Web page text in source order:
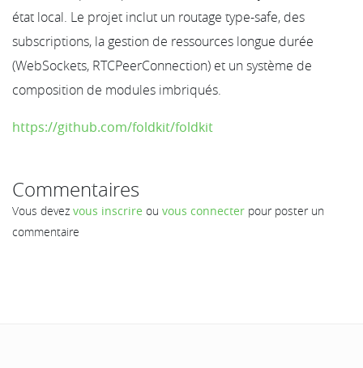
état local. Le projet inclut un routage type-safe, des
subscriptions, la gestion de ressources longue durée
(WebSockets, RTCPeerConnection) et un système de
composition de modules imbriqués.
https://github.com/foldkit/foldkit
Commentaires
Vous devez vous inscrire ou vous connecter pour poster un
commentaire